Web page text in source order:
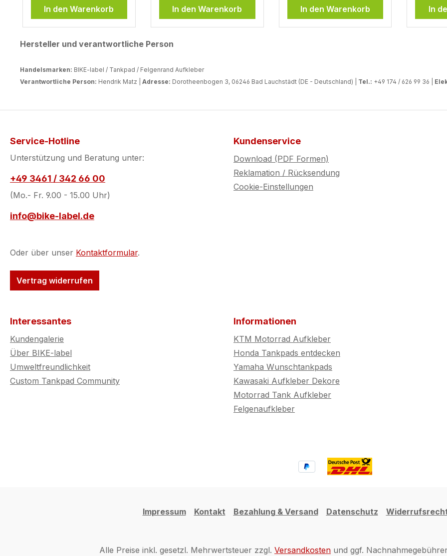
In den Warenkorb In den Warenkorb In den Warenkorb
vorne
In
Hersteller und verantwortliche Person
Handelsmarken: BIKE-label / Tankpad / Felgenrand Aufkleber
Verantwortliche Person: Hendrik Matz | Adresse: Dorotheenbogen 3, 06246 Bad Lauchstädt (DE - Deutschland) | Tel.: +49 174 / 626 99 36 |
Service-Hotline
Unterstützung und Beratung unter:
+49 3461 / 342 66 00
(Mo.- Fr. 9.00 - 15.00 Uhr)
info@bike-label.de
Oder über unser Kontaktformular.
Vertrag widerrufen
Kundenservice
Download (PDF Formen)
Reklamation / Rücksendung
Cookie-Einstellungen
Interessantes
Kundengalerie
Über BIKE-label
Umweltfreundlichkeit
Custom Tankpad Community
Informationen
KTM Motorrad Aufkleber
Honda Tankpads entdecken
Yamaha Wunschtankpads
Kawasaki Aufkleber Dekore
Motorrad Tank Aufkleber
Felgenaufkleber
Impressum Kontakt Bezahlung & Versand Datenschutz
Alle Preise inkl. gesetzl. Mehrwertsteuer zzgl. Versandkosten und ggf.